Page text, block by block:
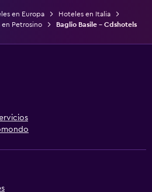
en Europa
Hoteles en Italia
en Petrosino Baglio Basile - Cdshotels